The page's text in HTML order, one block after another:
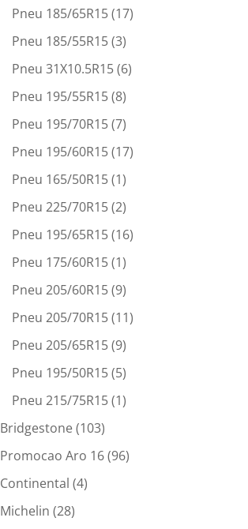
Pneu 185/65R15(17)
Pneu 185/55R15(3)
Pneu 31X10.5R15(6)
Pneu 195/55R15(8)
Pneu 195/70R15(7)
Pneu 195/60R15(17)
Pneu 165/50R15(1)
Pneu 225/70R15(2)
Pneu 195/65R15(16)
Pneu 175/60R15(1)
Pneu 205/60R15(9)
Pneu 205/70R15(11)
Pneu 205/65R15(9)
Pneu 195/50R15(5)
Pneu 215/75R15(1)
Bridgestone(103)
Promocao Aro 16(96)
Continental (4)
Michelin (28)